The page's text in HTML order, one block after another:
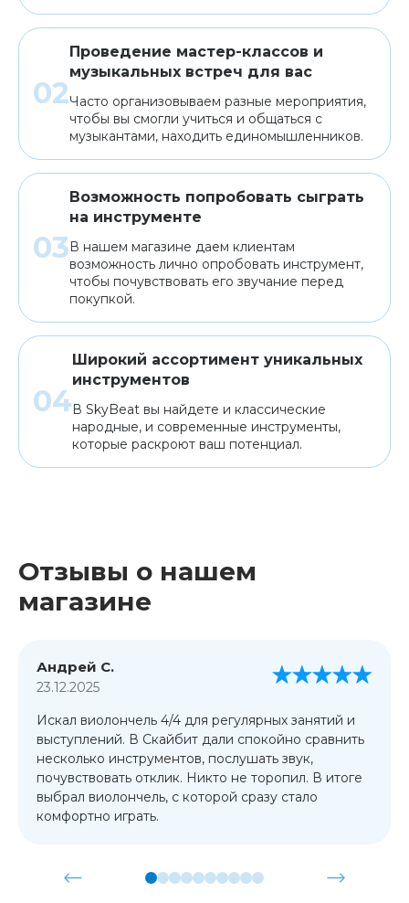
Проведение мастер-классов и
музыкальных встреч для вас
Часто организовываем разные мероприятия,
чтобы вы смогли учиться и общаться с
музыкантами, находить единомышленников.
Возможность попробовать сыграть
на инструменте
В нашем магазине даем клиентам
возможность лично опробовать инструмент,
чтобы почувствовать его звучание перед
покупкой.
Широкий ассортимент уникальных
инструментов
В SkyBeat вы найдете и классические
народные, и современные инструменты,
которые раскроют ваш потенциал.
Отзывы о нашем
магазине
Андрей С.
23.12.2025
Искал виолончель 4/4 для регулярных занятий и
выступлений. В Скайбит дали спокойно сравнить
несколько инструментов, послушать звук,
почувствовать отклик. Никто не торопил. В итоге
выбрал виолончель, с которой сразу стало
комфортно играть.